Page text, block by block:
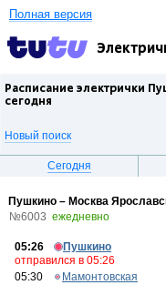
Полная версия
Расписание электрички
сегодня
Новый поиск
Сегодня
Пушкино – Москва
№6003 ежедневно
05:26
Пушкино
отправился в 05:26
05:30
Мамонтовская